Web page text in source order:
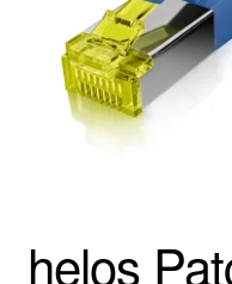
helos